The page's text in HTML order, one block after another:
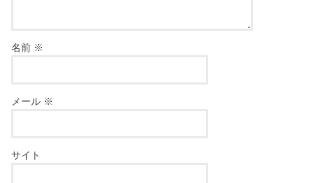
名前 ※
メール ※
サイト